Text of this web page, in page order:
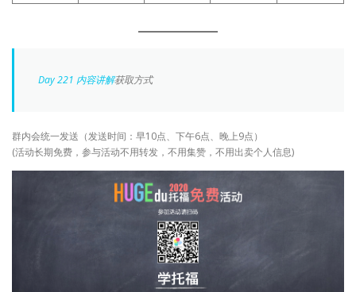
Day 221 内容讲解获取方式
群内会统一发送（发送时间：早10点、下午6点、晚上9点）
(活动长期免费，参与活动不用转发，不用集赞，不用出卖个人信息)